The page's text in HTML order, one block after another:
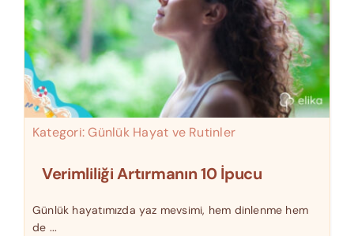
Kategori:Günlük Hayat ve Rutinler
Verimliliği Artırmanın 10 İpucu
Günlük hayatımızda yaz mevsimi, hem dinlenme hem
de ...